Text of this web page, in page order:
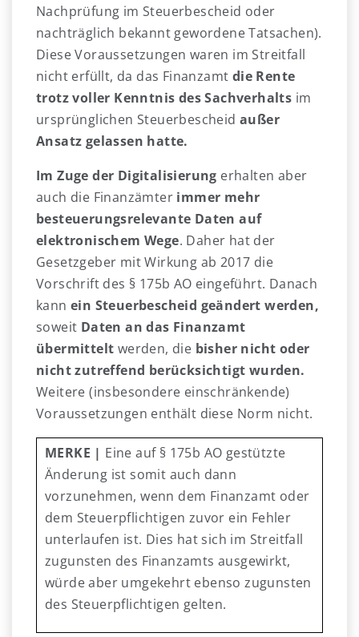
Nachprüfung im Steuerbescheid oder
nachträglich bekannt gewordene Tatsachen).
Diese Voraussetzungen waren im Streitfall
nicht erfüllt, da das Finanzamt die Rente
trotz voller Kenntnis des Sachverhalts im
ursprünglichen Steuerbescheid außer
Ansatz gelassen hatte.
Im Zuge der Digitalisierung erhalten aber
auch die Finanzämter immer mehr
besteuerungsrelevante Daten auf
elektronischem Wege. Daher hat der
Gesetzgeber mit Wirkung ab 2017 die
Vorschrift des § 175b AO eingeführt. Danach
kann ein Steuerbescheid geändert werden,
soweit Daten an das Finanzamt
übermittelt werden, die bisher nicht oder
nicht zutreffend berücksichtigt wurden.
Weitere (insbesondere einschränkende)
Voraussetzungen enthält diese Norm nicht.
MERKE | Eine auf § 175b AO gestützte
Änderung ist somit auch dann
vorzunehmen, wenn dem Finanzamt oder
dem Steuerpflichtigen zuvor ein Fehler
unterlaufen ist. Dies hat sich im Streitfall
zugunsten des Finanzamts ausgewirkt,
würde aber umgekehrt ebenso zugunsten
des Steuerpflichtigen gelten.